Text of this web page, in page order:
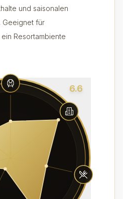
und saisonalen
Geeignet für
Resortambiente
6.6